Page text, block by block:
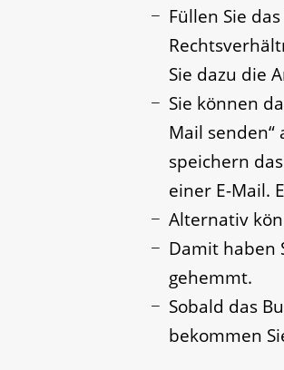
Füllen Sie
Sie dazu die
Sie können
Mail
speichern
einer E-Mail.
Alternativ
Damit haben
gehemmt.
Sobald das
bekommen